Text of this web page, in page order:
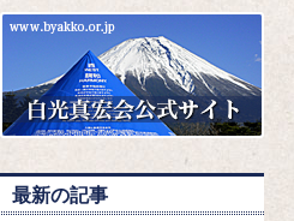
最新の記事